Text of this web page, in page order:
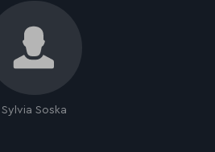
Sylvia Soska